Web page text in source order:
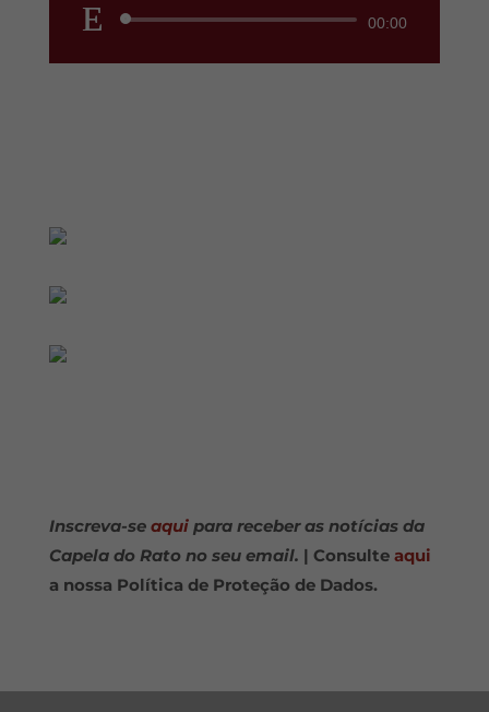
Reprodutor
00:00
Inscreva-se aquipara receber as notícias da
Capela do Rato no seu email. | Consulte aqui
a nossa Política de Proteção de Dados.